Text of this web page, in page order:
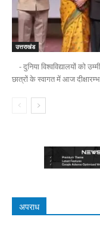
उत्तराखंड
- दुनिया विश्वविद्यालयों को
छात्रों के स्वागत में आज
अपराध